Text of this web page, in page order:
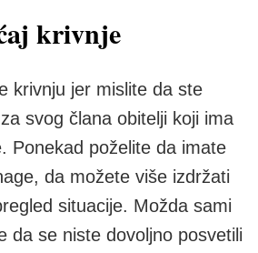
krivnje
krivnju jer mislite da ste
svog člana obitelji koji ima
Ponekad poželite da imate
da možete više izdržati
situacije. Možda sami
da se niste dovoljno posvetili